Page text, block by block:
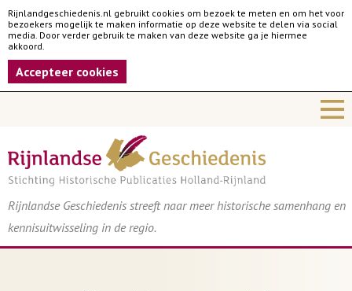
Rijnlandgeschiedenis.nl gebruikt cookies om bezoek te meten en om het voor
bezoekers mogelijk te maken informatie op deze website te delen via social
media. Door verder gebruik te maken van deze website ga je hiermee
akkoord.
Accepteer cookies
Rijnlandse Geschiedenis streeft naar meer historische samenhang en
kennisuitwisseling in de regio.